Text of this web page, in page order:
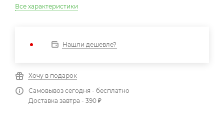
Все характеристики
Нашли дешевле?
Хочу в подарок
Самовывоз сегодня - бесплатно
Доставка завтра - 390 ₽